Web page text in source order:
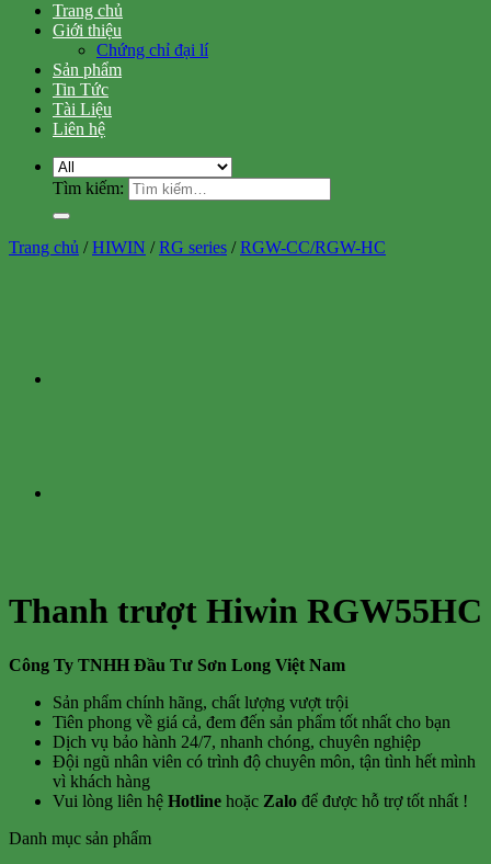
Trang chủ
Giới thiệu
Chứng chỉ đại lí
Sản phẩm
Tin Tức
Tài Liệu
Liên hệ
Tìm kiếm:
Trang chủ / HIWIN / RG series / RGW-CC/RGW-HC
Thanh trượt Hiwin RGW55HC
Công Ty TNHH Đầu Tư Sơn Long Việt Nam
Sản phẩm chính hãng, chất lượng vượt trội
Tiên phong về giá cả, đem đến sản phẩm tốt nhất cho bạn
Dịch vụ bảo hành 24/7, nhanh chóng, chuyên nghiệp
Đội ngũ nhân viên có trình độ chuyên môn, tận tình hết mình
vì khách hàng
Vui lòng liên hệ Hotline hoặc Zalo để được hỗ trợ tốt nhất !
Danh mục sản phẩm